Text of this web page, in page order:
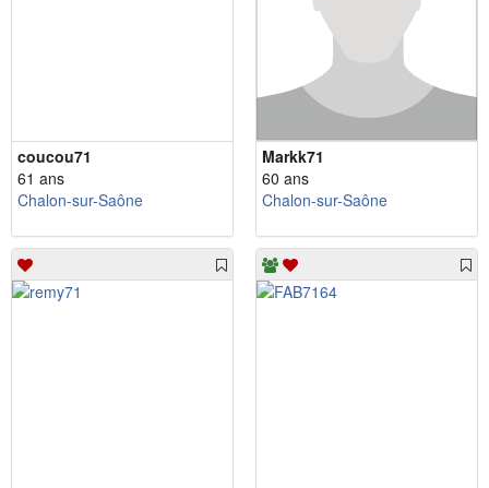
coucou71
61 ans
Chalon-sur-Saône
Markk71
60 ans
Chalon-sur-Saône